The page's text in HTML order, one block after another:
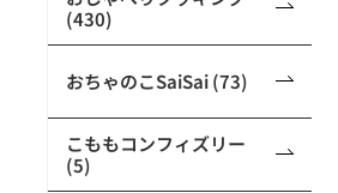
(430)
おちゃのこSaiSai (73)
こももコンフィズリー
(5)